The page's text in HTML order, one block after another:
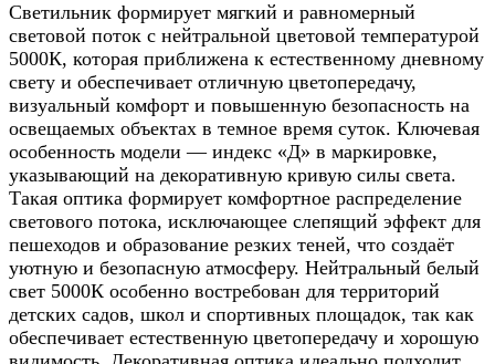
Светильник формирует мягкий и равномерный
световой поток с нейтральной цветовой температурой
5000К, которая приближена к естественному дневному
свету и обеспечивает отличную цветопередачу,
визуальный комфорт и повышенную безопасность на
освещаемых объектах в темное время суток. Ключевая
особенность модели — индекс «Д» в маркировке,
указывающий на декоративную кривую силы света.
Такая оптика формирует комфортное распределение
светового потока, исключающее слепящий эффект для
пешеходов и образование резких теней, что создаёт
уютную и безопасную атмосферу. Нейтральный белый
свет 5000К особенно востребован для территорий
детских садов, школ и спортивных площадок, так как
обеспечивает естественную цветопередачу и хорошую